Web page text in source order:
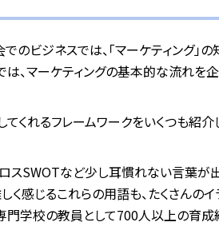
のビジネスでは、「マーケティング」
は、マーケティングの基本的な流れを
くれるフレームワークをいくつも紹介
スSWOTなど少し耳慣れない言葉が
感じるこれらの用語も、たくさんのイ
門学校の教員として700人以上の育